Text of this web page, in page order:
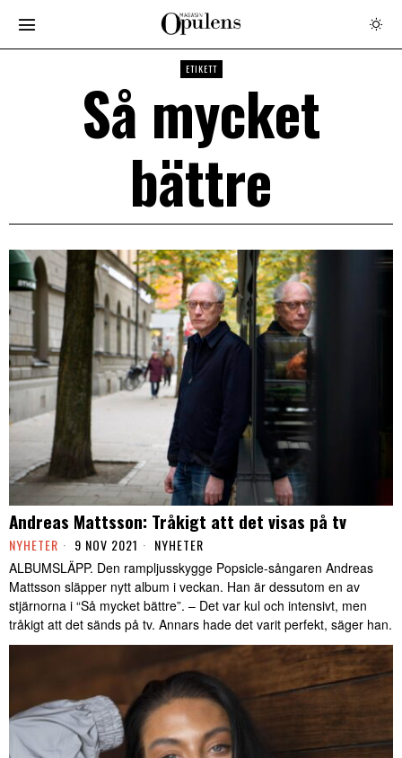
ETIKETT
Så mycket
bättre
Andreas Mattsson: Tråkigt att det visas på tv
NYHETER 9 NOV 2021 NYHETER
ALBUMSLÄPP. Den rampljusskygge Popsicle-sångaren Andreas
Mattsson släpper nytt album i veckan. Han är dessutom en av
stjärnorna i “Så mycket bättre”. – Det var kul och intensivt, men
tråkigt att det sänds på tv. Annars hade det varit perfekt, säger han.